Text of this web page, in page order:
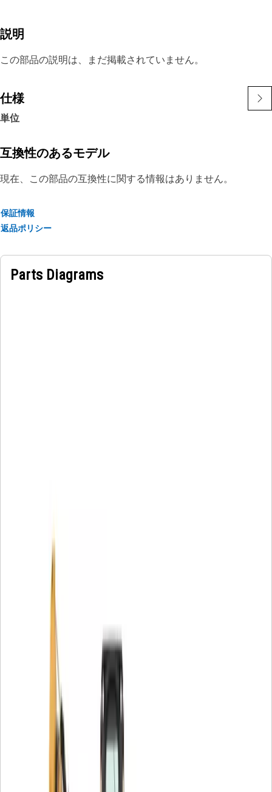
説明
この部品の説明は、まだ掲載されていません。
仕様
単位
互換性のあるモデル
現在、この部品の互換性に関する情報はありません。
保証情報
返品ポリシー
Parts Diagrams